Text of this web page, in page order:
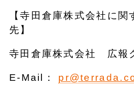
【寺田倉庫株式会社に関
先】
寺田倉庫株式会社 広報
E-Mail：